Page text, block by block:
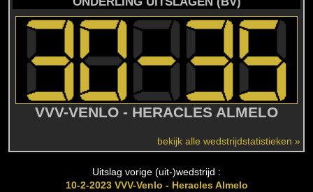
VVV-VENLO - HERACLES ALMELO
bekijk alle wedstrijdstatistieken »
Uitslag vorige (uit-)wedstrijd :
10-2-2023 VVV-Venlo - Heracles Almelo